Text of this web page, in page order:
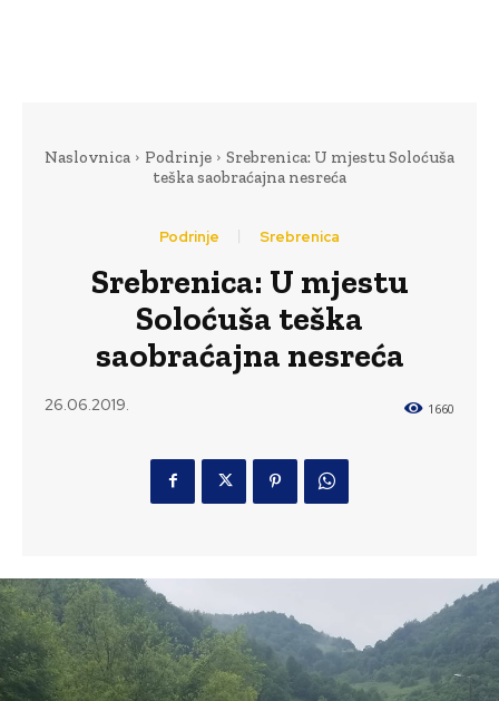
Naslovnica Podrinje
Srebrenica: U mjestu Soloćuša
teška saobraćajna nesreća
Podrinje Srebrenica
Srebrenica: U mjestu
Soloćuša teška
saobraćajna nesreća
26.06.2019. 1661